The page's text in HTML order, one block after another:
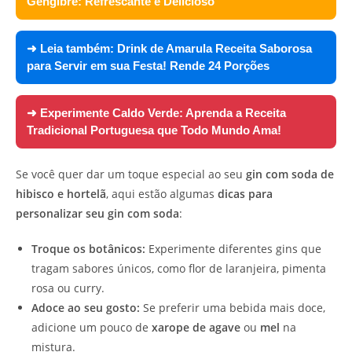
➜ Leia também: Drink de Amarula Receita Saborosa
para Servir em sua Festa! Rende 24 Porções
➜ Experimente Caldo Verde: Aprenda a Receita
Tradicional Portuguesa que Todo Mundo Ama!
Se você quer dar um toque especial ao seu gin com soda de
hibisco e hortelã, aqui estão algumas dicas para
personalizar seu gin com soda:
Troque os botânicos: Experimente diferentes gins que
tragam sabores únicos, como flor de laranjeira, pimenta
rosa ou curry.
Adoce ao seu gosto: Se preferir uma bebida mais doce,
adicione um pouco de xarope de agave ou mel na
mistura.